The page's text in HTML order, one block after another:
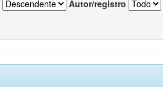
Autor/registro